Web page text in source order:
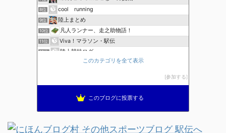
8位 cool running
9位 陸上まとめ
10位 凡人ランナー、走之助物語！
11位 Viva！マラソン・駅伝
12位 陸上競技ログ
こっそりSONOKO生活
このカテゴリを全て表示
参加する
このブログに投票する